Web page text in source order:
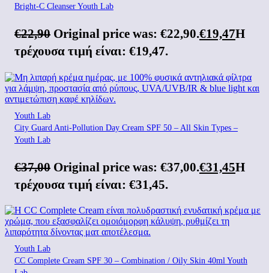
Bright-C Cleanser Youth Lab
€22,90 Original price was: €22,90.€19,47Η
τρέχουσα τιμή είναι: €19,47.
Youth Lab
City Guard Anti-Pollution Day Cream SPF 50 – All Skin Types –
Youth Lab
€37,00 Original price was: €37,00.€31,45Η
τρέχουσα τιμή είναι: €31,45.
Youth Lab
CC Complete Cream SPF 30 – Combination / Oily Skin 40ml Youth